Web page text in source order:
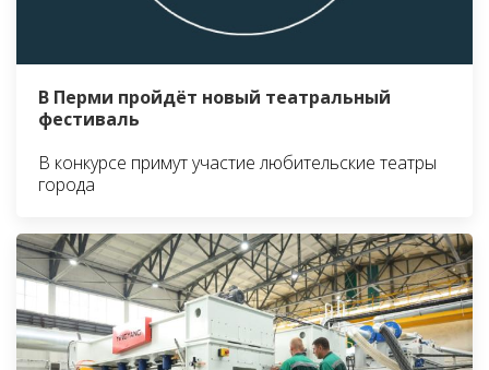
В Перми пройдёт новый театральный
фестиваль
В конкурсе примут участие любительские театры
города